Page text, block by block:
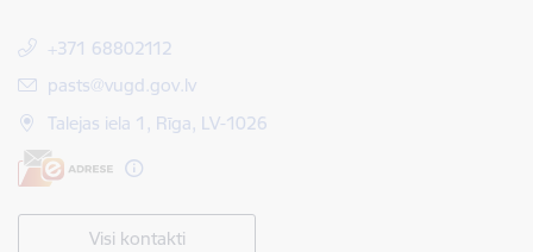
+371 68802112
E-pasts:
pasts@vugd.gov.lv
Talejas iela 1, Rīga, LV-1026
Visi kontakti